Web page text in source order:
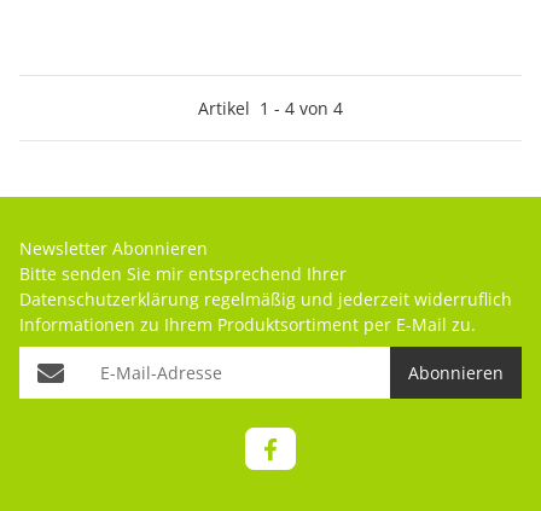
Artikel 1 - 4 von 4
Newsletter Abonnieren
Bitte senden Sie mir entsprechend Ihrer
Datenschutzerklärung regelmäßig und jederzeit widerruflich
Informationen zu Ihrem Produktsortiment per E-Mail zu.
Abonnieren